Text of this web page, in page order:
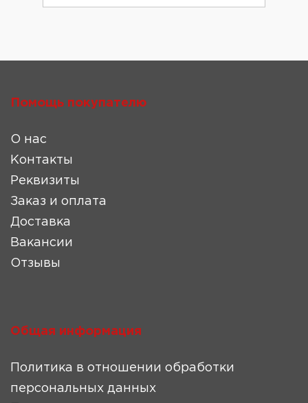
Помощь покупателю
О нас
Контакты
Реквизиты
Заказ и оплата
Доставка
Вакансии
Отзывы
Общая информация
Политика в отношении обработки
персональных данных